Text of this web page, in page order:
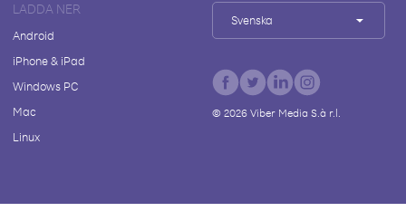
LADDA NER
Android
iPhone & iPad
Windows PC
Mac
Linux
Svenska
© 2026Viber Media S.à r.l.